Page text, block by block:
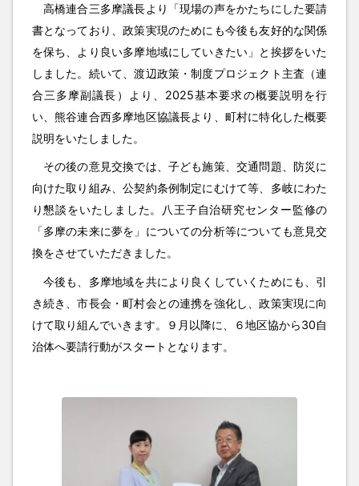
高橋連合三多摩議長より「現場の声をかたちにした要請
書となっており、政策実現のためにも今後も友好的な関係
を保ち、より良い多摩地域にしていきたい」と挨拶をいた
しました。続いて、渡辺政策・制度プロジェクト主査（連
合三多摩副議長）より、2025基本要求の概要説明を行
い、熊谷連合西多摩地区協議長より、町村に特化した概要
説明をいたしました。
その後の意見交換では、子ども施策、交通問題、防災に
向けた取り組み、公契約条例制定にむけて等、多岐にわた
り懇談をいたしました。八王子自治研究センター監修の
「多摩の未来に夢を」についての分析等についても意見交
換をさせていただきました。
今後も、多摩地域を共により良くしていくためにも、引
き続き、市長会・町村会との連携を強化し、政策実現に向
けて取り組んでいきます。９月以降に、６地区協から30自
治体へ要請行動がスタートとなります。